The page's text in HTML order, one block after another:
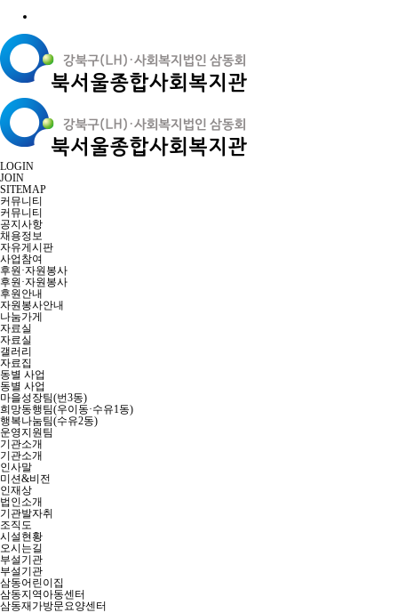
LOGIN
JOIN
SITEMAP
커뮤니티
커뮤니티
공지사항
채용정보
자유게시판
사업참여
후원·자원봉사
후원·자원봉사
후원안내
자원봉사안내
나눔가게
자료실
자료실
갤러리
자료집
동별 사업
동별 사업
마을성장팀(번3동)
희망동행팀(우이동·수유1동)
행복나눔팀(수유2동)
운영지원팀
기관소개
기관소개
인사말
미션&비전
인재상
법인소개
기관발자취
조직도
시설현황
오시는길
부설기관
부설기관
삼동어린이집
삼동지역아동센터
삼동재가방문요양센터